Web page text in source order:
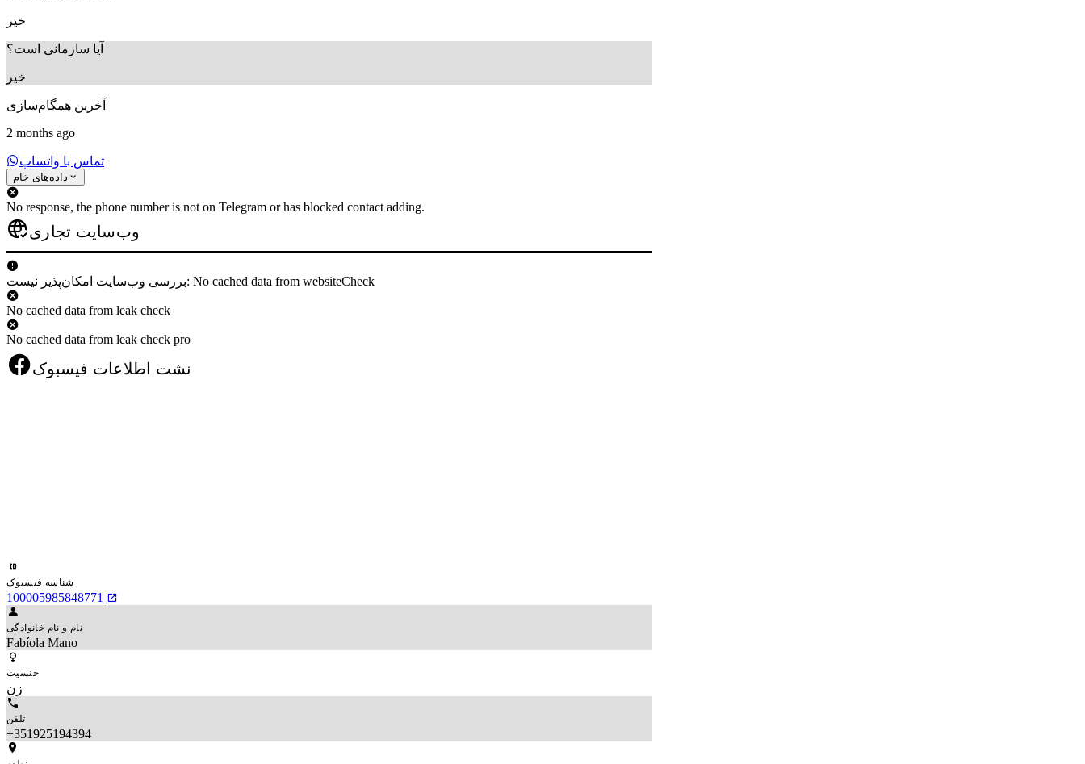
خیر
آیا سازمانی است؟
خیر
آخرین همگام‌سازی
2 months ago
تماس با واتساپ
داده‌های خام
No response, the phone number is not on Telegram or has blocked contact adding.
وب‌سایت تجاری
بررسی وب‌سایت امکان‌پذیر نیست: No cached data from websiteCheck
No cached data from leak check
No cached data from leak check pro
نشت اطلاعات فیسبوک
شناسه فیسبوک
100005985848771
نام و نام خانوادگی
Fabíola Mano
جنسیت
زن
تلفن
+351925194394